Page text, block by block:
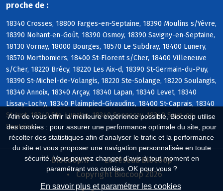
Afin de vous offrir la meilleure expérience possible, Biocoop utilise
des cookies : pour assurer une performance optimale du site, pour
récolter des statistiques afin d'analyser le trafic et la performance
du site et vous proposer une navigation personnalisée en toute
sécurité. Vous pouvez changer d'avis à tout moment en
paramétrant vos cookies. OK pour vous ?
En savoir plus et paramétrer les cookies
proche de :
18340 Crosses, 18800 Farges-en-Septaine, 18390 Moulins s/Yèvre,
18390 Nohant-en-Goût, 18390 Osmoy, 18390 Savigny-en-Septaine,
18130 Vornay, 18000 Bourges, 18570 Le Subdray, 18400 Lunery,
18570 Morthomiers, 18400 St-Florent s/Cher, 18400 Villeneuve
s/Cher, 18220 Brécy, 18220 Les Aix-d, 18390 St-Germain-du-Puy,
18390 St-Michel-de-Volangis, 18220 Ste-Solange, 18220 Soulangis,
18340 Annoix, 18340 Arçay, 18340 Lapan, 18340 Levet, 18340
Lissay-Lochy, 18340 Plaimpied-Givaudins, 18400 St-Caprais, 18340
St-Just, 18340 Ste-Lunaise, 18340 Senneçay, 18340 Soye-en-
Septaine
Biocoop.fr
Le réseau Biocoop
Copyright Biocoop 2026